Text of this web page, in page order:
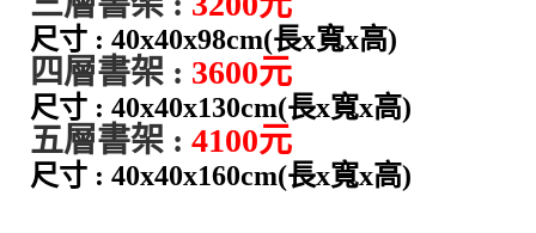
尺寸 : 40x40x98cm(長x寬x高)
四層書架 : 3600元
尺寸 : 40x40x130cm(長x寬x高)
五層書架 : 4100元
尺寸 : 40x40x160cm(長x寬x高)